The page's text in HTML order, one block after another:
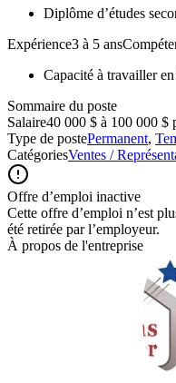
Diplôme d’études
Expérience3 à 5
Capacité à travailler
Sommaire du poste
Salaire40 000 $ à 100 000 $
Type de postePermanent,
CatégoriesVentes /
Offre d’emploi inactive
Cette offre d’emploi n’est
été retirée par l’employeur.
À propos de l'entreprise